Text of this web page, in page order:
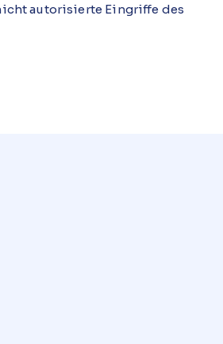
autorisierte Eingriffe des